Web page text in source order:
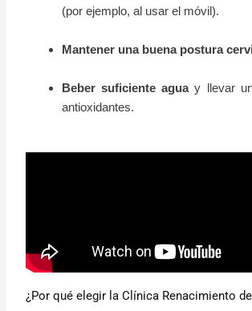
(por ejemplo, al usar el móvil).
Mantener una buena postura
Beber suficiente aguay llevar
antioxidantes.
¿Por qué elegir la Clínica Renacimiento